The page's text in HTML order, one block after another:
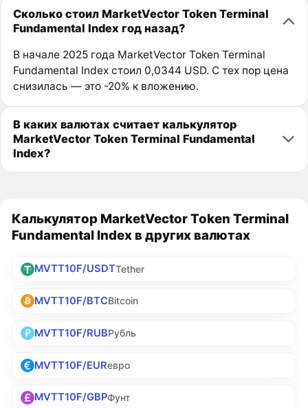
Сколько стоил MarketVector Token Terminal
Fundamental Index год назад?
В начале 2025 года MarketVector Token Terminal
Fundamental Index стоил 0,0344 USD. С тех пор цена
снизилась — это -20% к вложению.
В каких валютах считает калькулятор
MarketVector Token Terminal Fundamental
Index?
Калькулятор MarketVector Token Terminal
Fundamental Index в других валютах
MVTT10F/USDTTether
MVTT10F/BTCBitcoin
MVTT10F/RUBРубль
MVTT10F/EURевро
MVTT10F/GBPФунт